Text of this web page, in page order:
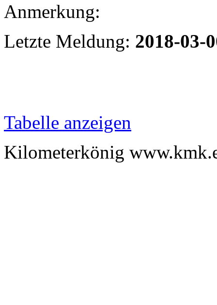
Anmerkung:
Letzte Meldung: 2018-03-
Tabelle anzeigen
Kilometerkönig